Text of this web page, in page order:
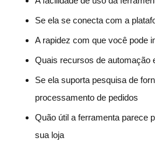
Se ela se conecta com a
A rapidez com que você pode
Quais recursos de automação
Se ela suporta pesquisa de
processamento de pedidos
Quão útil a ferramenta parece
sua loja